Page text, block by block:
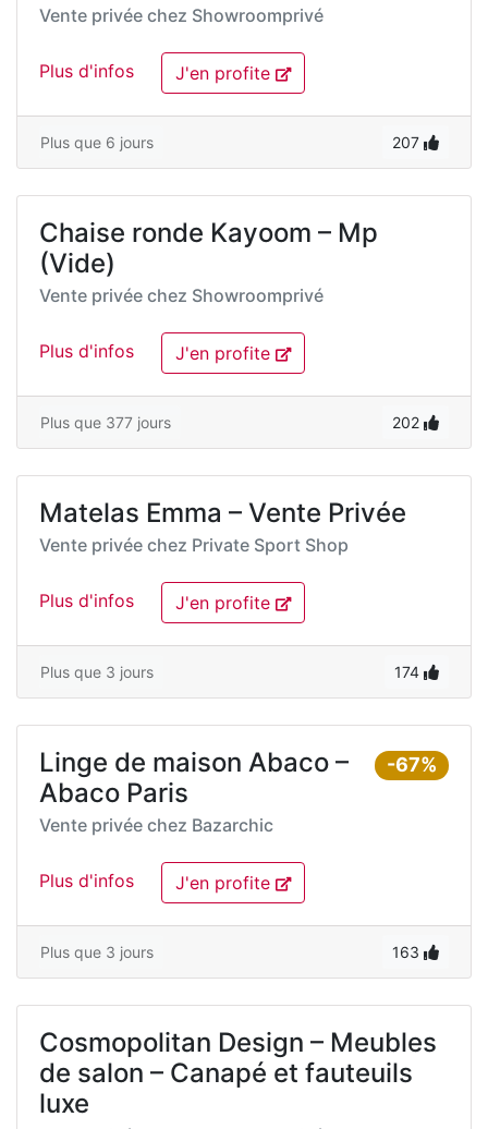
Vente privée chez Showroomprivé
Plus d'infos J'en profite
Plus que 6 jours 207
Chaise ronde Kayoom – Mp
(Vide)
Vente privée chez Showroomprivé
Plus d'infos J'en profite
Plus que 377 jours 202
Matelas Emma – Vente Privée
Vente privée chez Private Sport Shop
Plus d'infos J'en profite
Plus que 3 jours 174
-67%
Linge de maison Abaco –
Abaco Paris
Vente privée chez Bazarchic
Plus d'infos J'en profite
Plus que 3 jours 163
Cosmopolitan Design – Meubles
de salon – Canapé et fauteuils
luxe